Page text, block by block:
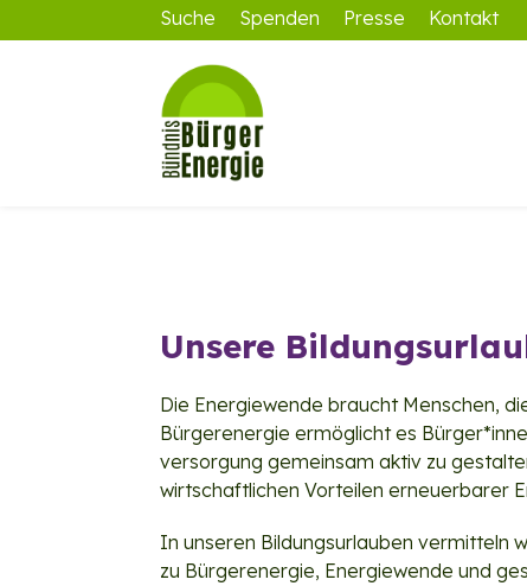
Suche Spenden Presse Kontakt
Unsere
Die Energiewende braucht Menschen,
Bürgerenergie ermöglicht es
versorgung gemeinsam aktiv zu
wirtschaftlichen Vorteilen erneuerbarer
In unseren Bildungsurlauben vermitteln
zu Bürgerenergie, Energiewende und